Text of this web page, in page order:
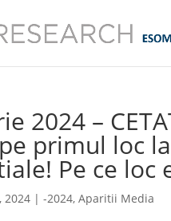
2024 –
primul loc
Pe ce loc
2024 |-2024,Aparitii Media